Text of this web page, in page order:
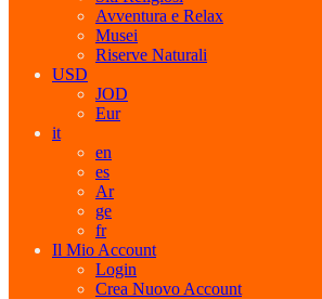
Avventura e Relax
Musei
Riserve Naturali
USD
JOD
Eur
it
en
es
Ar
ge
fr
Il Mio Account
Login
Crea Nuovo Account